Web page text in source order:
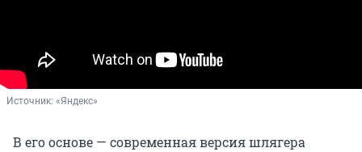
Источник: «Яндекс»
В его основе — современная версия шлягера